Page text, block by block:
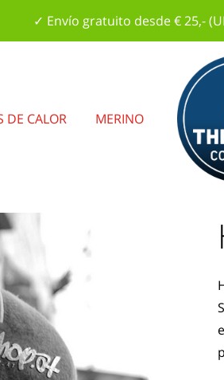
✓ Envío gratuito desde € 25,-
DE CALOR MERINO